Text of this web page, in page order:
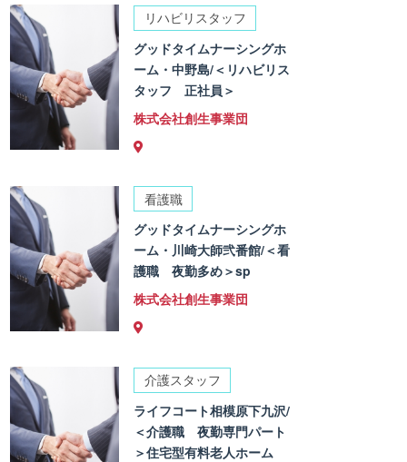
リハビリスタッフ
グッドタイムナーシングホ
ーム・中野島/＜リハビリス
タッフ 正社員＞
株式会社創生事業団
看護職
グッドタイムナーシングホ
ーム・川崎大師弐番館/＜看
護職 夜勤多め＞sp
株式会社創生事業団
介護スタッフ
ライフコート相模原下九沢/
＜介護職 夜勤専門パート
＞住宅型有料老人ホーム